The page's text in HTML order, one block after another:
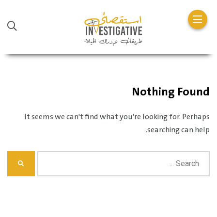
Nothing Found
It seems we can't find what you're looking for. Perhaps
searching can help.